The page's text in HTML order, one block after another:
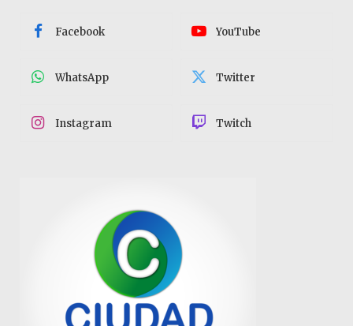
Facebook YouTube
WhatsApp Twitter
Instagram Twitch